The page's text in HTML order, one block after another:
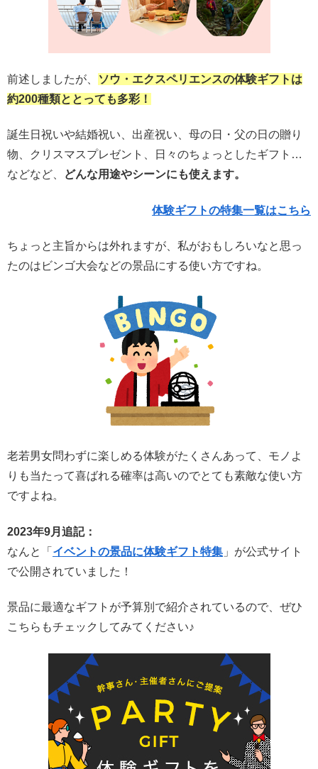
前述しましたが、
ソウ・エクスペリエンスの体験ギフトは
約200種類ととっても多彩！
誕生日祝いや結婚祝い、出産祝い、母の日・父の日の贈り
物、クリスマスプレゼント、日々のちょっとしたギフト…
などなど、
どんな用途やシーンにも使えます。
体験ギフトの特集一覧はこちら
ちょっと主旨からは外れますが、私がおもしろいなと思っ
たのはビンゴ大会などの景品にする使い方ですね。
老若男女問わずに楽しめる体験がたくさんあって、モノよ
りも当たって喜ばれる確率は高いのでとても素敵な使い方
ですよね。
2023年9月追記：
なんと「 イベントの景品に体験ギフト特集 」が公式サイト
で公開されていました！
景品に最適なギフトが予算別で紹介されているので、ぜひ
こちらもチェックしてみてください♪